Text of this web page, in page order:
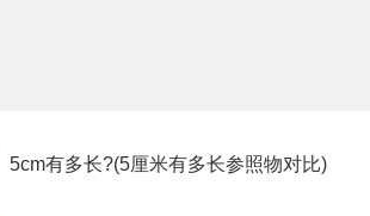
5cm有多长?(5厘米有多长参照物对比)